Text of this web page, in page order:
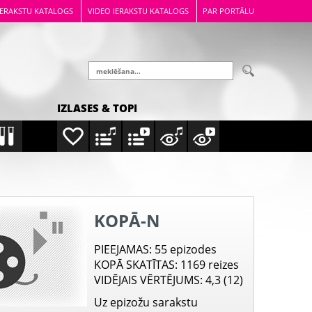
KATALOGS VIDEO IERAKSTU KATALOGS PAR PORTĀLU
IZLASES & TOPI
KOPĀ-N
PIEEJAMAS: 55 epizodes
KOPĀ SKATĪTAS: 1169 reizes
VIDĒJAIS VĒRTĒJUMS: 4,3 (12)
Uz epizožu sarakstu